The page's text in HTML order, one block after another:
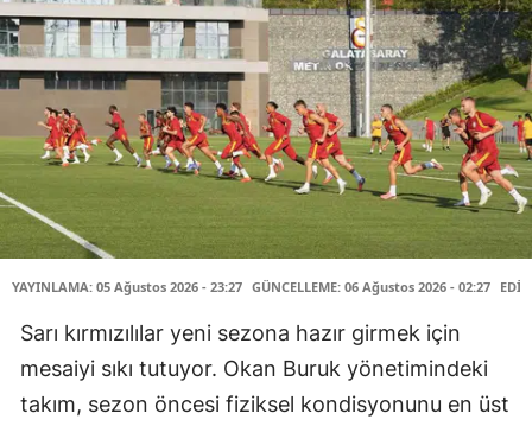
YAYINLAMA: 05 Ağustos 2026 - 23:27 GÜNCELLEME: 06 Ağustos 2026 - 02:27
Sarı kırmızılılar yeni sezona hazır girmek için
mesaiyi sıkı tutuyor. Okan Buruk yönetimindeki
takım, sezon öncesi fiziksel kondisyonunu en üst